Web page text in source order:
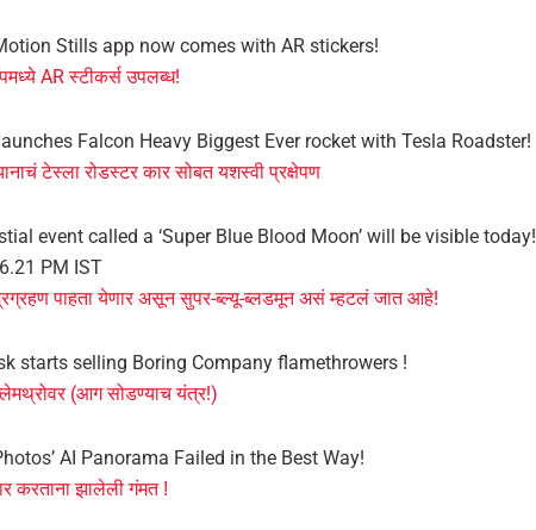
Stills app now comes with AR stickers!
AR स्टीकर्स उपलब्ध!
Falcon Heavy Biggest Ever rocket with Tesla Roadster!
टेस्ला रोडस्टर कार सोबत यशस्वी प्रक्षेपण
event called a ‘Super Blue Blood Moon’ will be visible today!
PM IST
पाहता येणार असून सुपर-ब्ल्यू-ब्लडमून असं म्हटलं जात आहे!
starts selling Boring Company flamethrowers !
(आग सोडण्याच यंत्र!)
AI Panorama Failed in the Best Way!
करताना झालेली गंमत !